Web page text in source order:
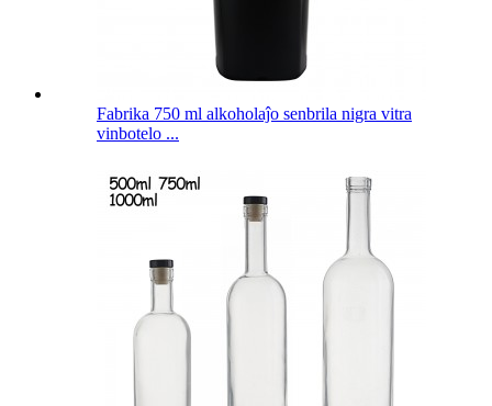
Fabrika 750 ml alkoholaĵo senbrila nigra vitra
vinbotelo ...